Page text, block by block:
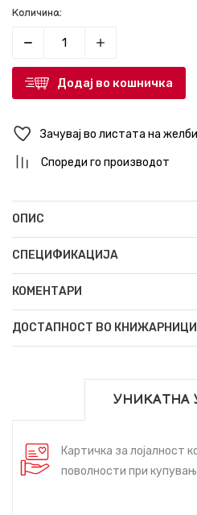
Количина:
Додај во кошничка
Зачувај во листата на желби
Спореди го производот
ОПИС
СПЕЦИФИКАЦИЈА
КОМЕНТАРИ
ДОСТАПНОСТ ВО
УНИКАТНА
Картичка за лојалност
поволности при